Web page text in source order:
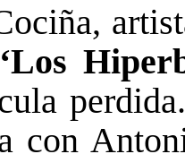
‘Los
con